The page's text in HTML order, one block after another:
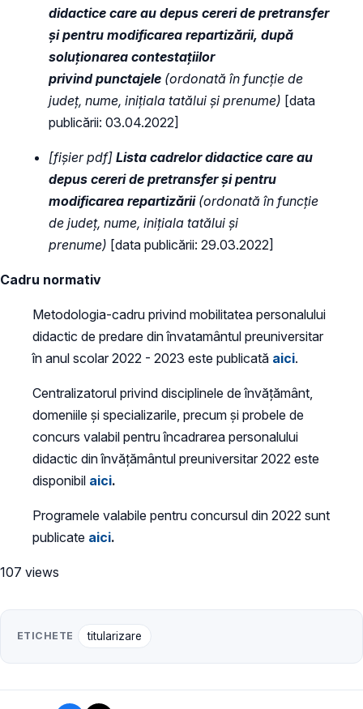
didactice care au depus cereri de pretransfer
și pentru modificarea repartizării, după
soluţionarea contestaţiilor
privind punctajele (ordonată în funcție de
judeţ, nume, inițiala tatălui și prenume) [data
publicării: 03.04.2022]
[fișier pdf] Lista cadrelor didactice care au
depus cereri de pretransfer și pentru
modificarea repartizării (ordonată în funcție
de judeţ, nume, inițiala tatălui și
prenume) [data publicării: 29.03.2022]
Cadru normativ
Metodologia-cadru privind mobilitatea personalului
didactic de predare din învatamântul preuniversitar
în anul scolar 2022 - 2023 este publicată aici.
Centralizatorul privind disciplinele de învăţământ,
domeniile şi specializarile, precum şi probele de
concurs valabil pentru încadrarea personalului
didactic din învăţământul preuniversitar 2022 este
disponibil aici.
Programele valabile pentru concursul din 2022 sunt
publicate aici.
107 views
ETICHETE titularizare